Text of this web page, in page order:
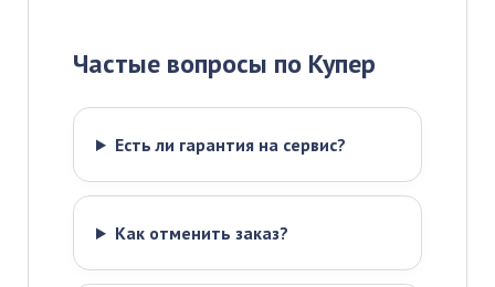
Частые вопросы по Купер
Есть ли гарантия на сервис?
Как отменить заказ?